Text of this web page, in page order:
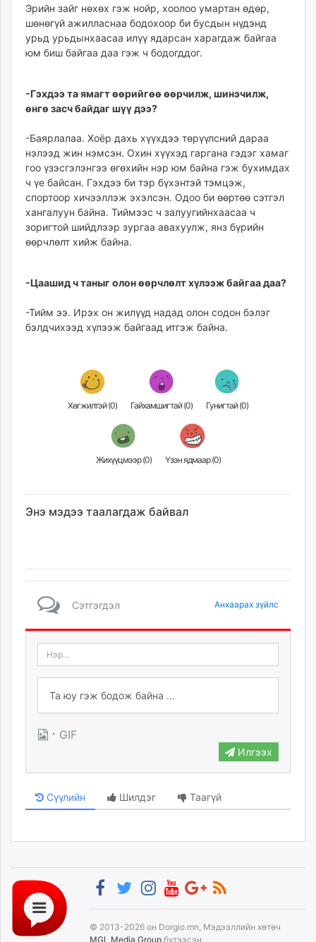
Эрийн зайг нөхөх гэж нойр, хоолоо умартан өдөр,
шөнөгүй ажил­ласнаа бодохоор би бусдын нүдэнд
урьд урьдын­хаасаа илүү ядарсан харагдаж байгаа
юм биш байгаа даа гэж ч бодогддог.
-Гэхдээ та ямагт өөрийгөө өөрчилж, шинэчилж,
өнгө засч байдаг шүү дээ?
-Баярлалаа. Хоёр дахь хүүхдээ төрүүлсний дараа
нэлээд жин нэмсэн. Охин хүүхэд гаргана гэдэг хамаг
гоо үзэсгэлэнгээ өгөхийн нэр юм байна гэж бухимдах
ч үе байсан. Гэхдээ би тэр бүхэнтэй тэмцэж,
спортоор хичээллэж эхэлсэн. Одоо би өөртөө сэтгэл
ханга­луун байна. Тиймээс ч залуугийнхаасаа ч
зоригтой шийдлээр зургаа авахуулж, янз бүрийн
өөрчлөлт хийж байна.
-Цаашид ч таныг олон өөрчлөлт хүлээж байгаа даа?
-Тийм ээ. Ирэх он жилүүд надад олон содон бэлэг
бэлдчихээд хүлээж байгаад итгэж байна.
Хөгжилтэй (0) Гайхамшигтай (0) Гунигтай (0)
Жихүүцмээр (0) Үзэн ядмаар (0)
Энэ мэдээ таалагдаж байвал
Сэтгэгдэл Анхаарах зүйлс
· GIF
Илгээх
Сүүлийн Шилдэг Таагүй
© 2013-2026 он Dorgio.mn, Мэдээллийн хөтөч
MGL Media Group бүтээсэн.